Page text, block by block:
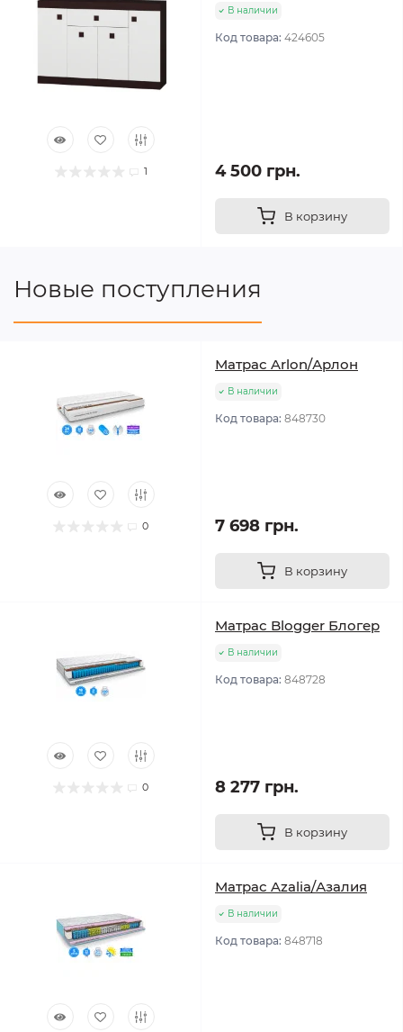
1
В наличии
Код товара: 424605
4 500 грн.
В корзину
Новые поступления
0
Матрас Arlon/Арлон
В наличии
Код товара: 848730
7 698 грн.
В корзину
0
Матрас Blogger Блогер
В наличии
Код товара: 848728
8 277 грн.
В корзину
Матрас Azalia/Азалия
В наличии
Код товара: 848718